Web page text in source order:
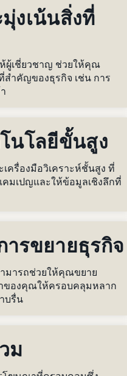
งเน้นสิ่งที่
ผู้เชี่ยวชาญ ช่วยให้คุณ
สำคัญของธุรกิจ เช่น การ
นโลยีขั้นสูง
ครื่องมือวิเคราะห์ชั้นสูง ที่
มเปญและให้ข้อมูลเชิงลึกที่
ารขยายธุรกิจ
มารถช่วยให้คุณขยาย
ของคุณให้ครอบคลุมหลาก
บรื่น
ม